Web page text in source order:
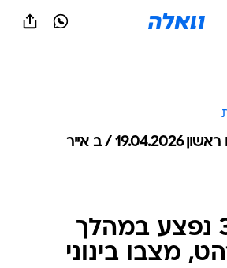
מבזקי חדשות - יום ראשון 19.04.2026 / ב אייר
גבר כבן 35 נפצע במהלך
מצבו בינוני